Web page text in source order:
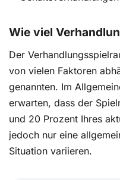
Wie viel
Der
von vielen Faktoren
genannten. Im
erwarten, dass der
und 20 Prozent Ihres
jedoch nur eine
Situation variieren.